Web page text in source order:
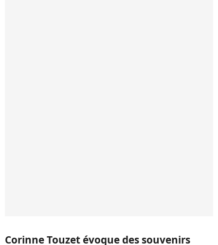
Corinne Touzet évoque des souvenirs